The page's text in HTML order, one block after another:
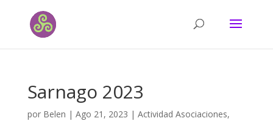
Sarnago 2023
por Belen | Ago 21, 2023 | Actividad Asociaciones,